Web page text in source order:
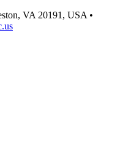
VA 20191, USA •